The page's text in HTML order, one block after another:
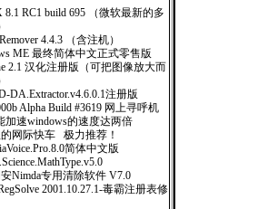
8.1 RC1 build 695 （微软最新的多
4.4.3 （含注机）
ME 最终简体中文正式零售版
2.1 汉化注册版（可把图像放大而
DA.Extractor.v4.6.0.1注册版
Alpha Build #3619 网上寻呼机
加速windows的速度达两倍
网际快车 极力推荐！
简体中文版
Nimda专用清除软件 V7.0
2001.10.27.1-毒霸注册表修